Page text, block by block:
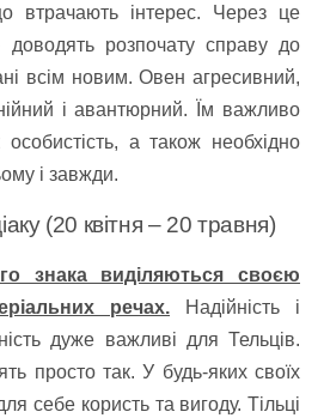
втрачають інтерес. Через це
розпочату справу до
всім новим. Овен агресивний,
і авантюрний. Їм важливо
а також необхідно
і завжди.
(20 квітня – 20 травня)
знака виділяються своєю
речах. Надійність і
дуже важливі для Тельців.
просто так. У будь-яких своїх
себе користь та вигоду. Тільці